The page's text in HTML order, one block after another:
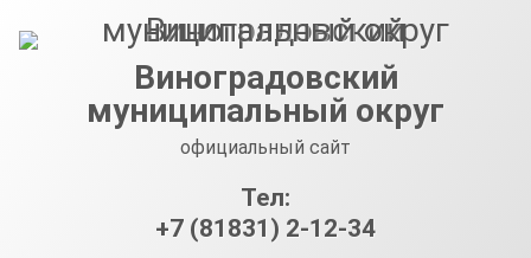
Виноградовский
муниципальный округ
официальный сайт
Тел:
+7 (81831) 2-12-34